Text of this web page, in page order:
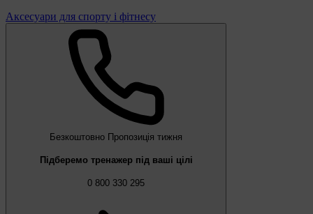
Аксесуари для спорту і фітнесу
Безкоштовно Пропозиція тижня
Підберемо тренажер під ваші цілі
0 800 330 295